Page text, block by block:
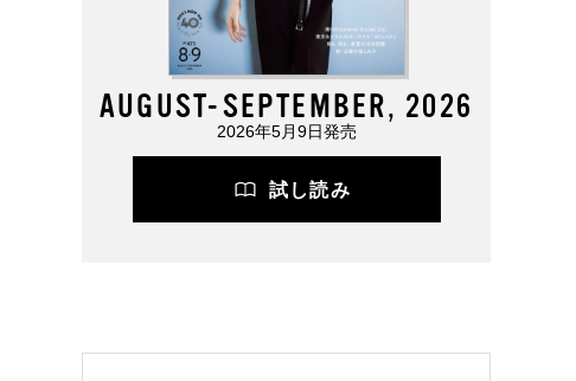
AUGUST-SEPTEMBER, 2026
2026年5月9日発売
試し読み